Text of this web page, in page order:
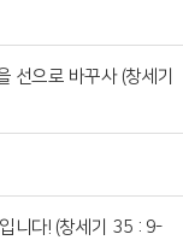
선으로 바꾸사 (창세기
니다! (창세기 35 : 9-